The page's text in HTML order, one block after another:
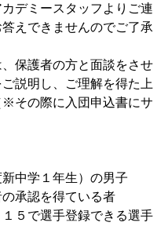
デミースタッフよりご連
えできませんのでご了承
保護者の方と面談をさせ
説明し、ご理解を得た上
その際に入団申込書にサ
中学１年生）の男子
承認を得ている者
５で選手登録できる選手